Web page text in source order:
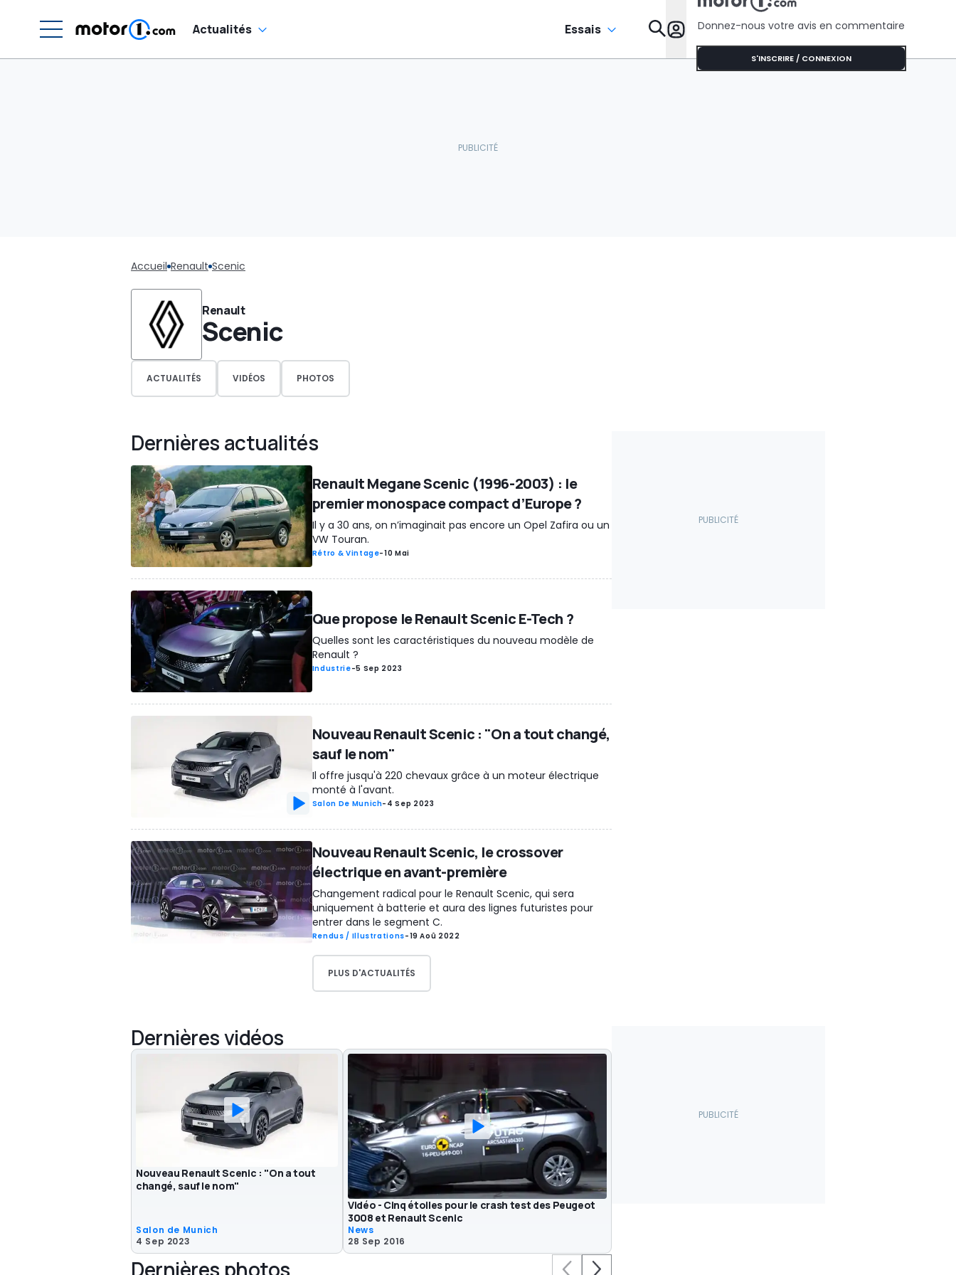
Actualités Essais Donnez-nous votre avis en commentaire
S'INSCRIRE / CONNEXION
Accueil Renault Scenic
Renault
Scenic
ACTUALITÉS VIDÉOS PHOTOS
Dernières actualités
Renault Megane Scenic (1996-2003) : le
premier monospace compact d’Europe ?
Il y a 30 ans, on n’imaginait pas encore un Opel Zafira ou un
VW Touran.
Rétro & Vintage-10 Mai
Que propose le Renault Scenic E-Tech ?
Quelles sont les caractéristiques du nouveau modèle de
Renault ?
Industrie-5 Sep 2023
Nouveau Renault Scenic : "On a tout changé,
sauf le nom"
Il offre jusqu'à 220 chevaux grâce à un moteur électrique
monté à l'avant.
Salon De Munich- 4 Sep 2023
Nouveau Renault Scenic, le crossover
électrique en avant-première
Changement radical pour le Renault Scenic, qui sera
uniquement à batterie et aura des lignes futuristes pour
entrer dans le segment C.
Rendus / Illustrations-19 Aoû 2022
PLUS D'ACTUALITÉS
Dernières vidéos
Nouveau Renault Scenic : "On a tout
changé, sauf le nom"
Salon de Munich
4 Sep 2023
Vidéo - Cinq étoiles pour le crash test des Peugeot
3008 et Renault Scenic
News
28 Sep 2016
Dernières photos